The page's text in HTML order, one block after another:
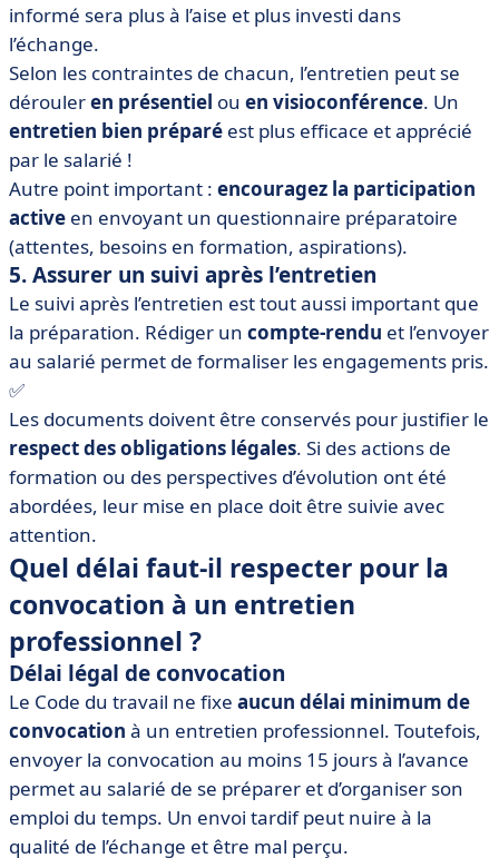
informé sera plus à l’aise et plus investi dans
l’échange.
Selon les contraintes de chacun, l’entretien peut se
dérouleren présentiel ou en visioconférence. Un
entretien bien préparé est plus efficace et apprécié
par le salarié !
Autre point important : encouragez la participation
active en envoyant un questionnaire préparatoire
(attentes, besoins en formation, aspirations).
5. Assurer un suivi après l’entretien
Le suivi après l’entretien est tout aussi important que
la préparation. Rédiger un compte-rendu et l’envoyer
au salarié permet de formaliser les engagements pris.
✅
Les documents doivent être conservés pour justifier le
respect des obligations légales. Si des actions de
formation ou des perspectives d’évolution ont été
abordées, leur mise en place doit être suivie avec
attention.
Quel délai faut-il respecter pour la
convocation à un entretien
professionnel ?
Délai légal de convocation
Le Code du travail ne fixe aucun délai minimum de
convocation à un entretien professionnel. Toutefois,
envoyer la convocation au moins 15 jours à l’avance
permet au salarié de se préparer et d’organiser son
emploi du temps. Un envoi tardif peut nuire à la
qualité de l’échange et être mal perçu.